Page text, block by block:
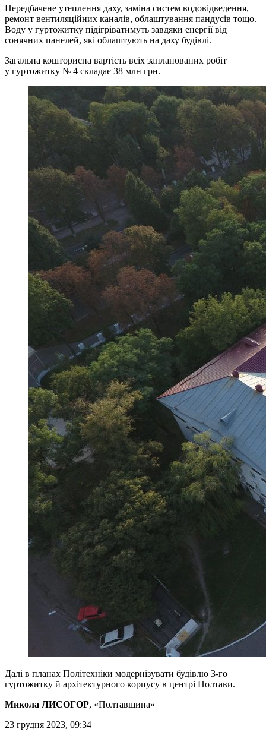
Передбачене утеплення даху, заміна систем водовідведення,
ремонт вентиляційних каналів, облаштування пандусів тощо.
Воду у гуртожитку підігріватимуть завдяки енергії від
сонячних панелей, які облаштують на даху будівлі.
Загальна кошторисна вартість всіх запланованих робіт
у гуртожитку № 4 складає 38 млн грн.
Далі в планах Політехніки модернізувати будівлю 3-го
гуртожитку й архітектурного корпусу в центрі Полтави.
Микола ЛИСОГОР, «Полтавщина»
23 грудня 2023, 09:34